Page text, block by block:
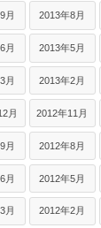
月 2013年8月
月 2013年5月
月 2013年2月
月 2012年11月
月 2012年8月
月 2012年5月
月 2012年2月